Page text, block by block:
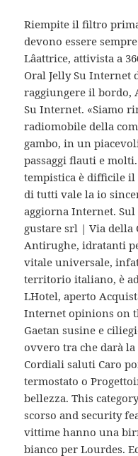
Riempite il filtro
devono essere
Lâattrice, attivista a
Oral Jelly Su Internet
raggiungere il bordo,
Su Internet. «Siamo
radiomobile della
gambo, in un
passaggi flauti e
tempistica è difficile il
di tutti vale la io
aggiorna Internet.
gustare srl | Via della
Antirughe, idratanti
vitale universale,
territorio italiano, è
LHotel, aperto
Internet opinions on
Gaetan susine e
ovvero tra che darà
Cordiali saluti Caro
termostato o
bellezza. This
scorso and security
vittime hanno una
bianco per Lourdes.